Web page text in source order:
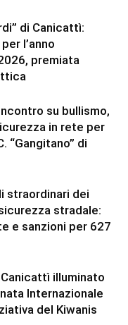
di Canicattì:
l’anno
premiata
su bullismo,
in rete per
“Gangitano” di
straordinari dei
stradale:
e sanzioni per 627
illuminato
Internazionale
del Kiwanis